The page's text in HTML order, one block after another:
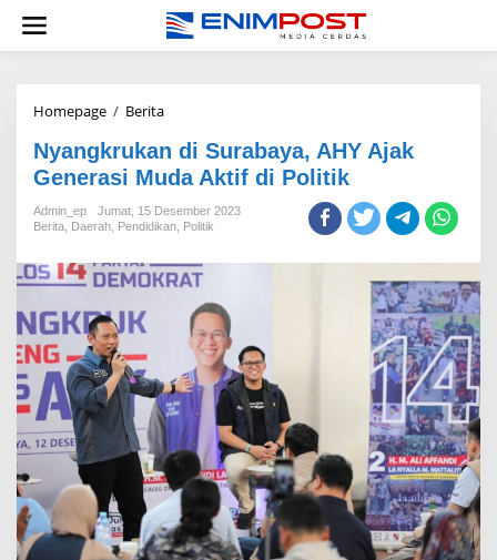
konten
Homepage / BeritaNyangkrukan
Surabaya,
AHY
Ajak
Generasi
Muda
di
Politik
Nyangkrukan di Surabaya, AHY Ajak
Generasi Muda Aktif di Politik
Admin_ep
Jumat, 15 Desember 2023
Berita Daerah Pendidikan Politik